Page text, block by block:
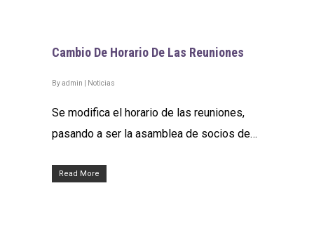
Cambio De Horario De Las Reuniones
Byadmin Noticias
Se modifica el horario de las reuniones,
pasando a ser la asamblea de socios de…
Read More